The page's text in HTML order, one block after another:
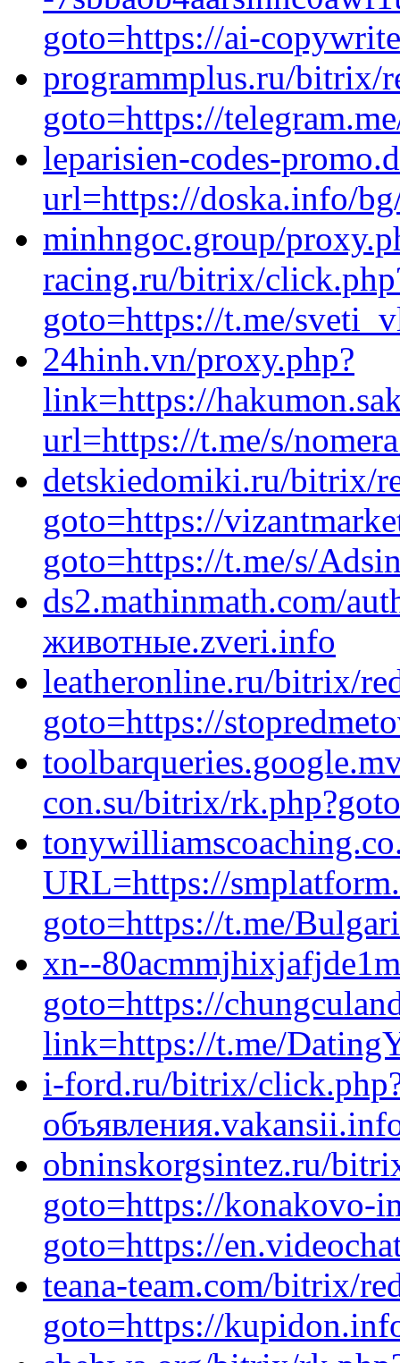
goto=https://ai-
programmplus.ru/bitrix/
goto=https://
leparisien-codes-
url=https://doska.info/
minhngoc.group/
racing.ru/bitrix/
goto=https://t.me/
24hinh.vn/proxy.php?
link=https://
url=https://t.me/s/
detskiedomiki.ru/bitrix/
goto=https://
goto=https://t.me/s/
ds2.mathinmath.com/
животные.zveri.info
leatheronline.ru/bitrix/
goto=https://
con.su/bitrix/
URL=https://
goto=https://t.me/
xn--
goto=https://
link=https://t.me/
i-ford.ru/bitrix/
obninskorgsintez.ru/
goto=https://konakovo-
goto=https://
teana-team.com/bitrix/
goto=https://